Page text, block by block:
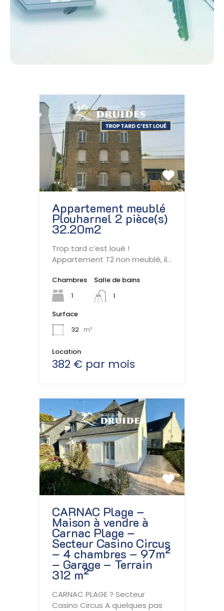
Appartement meublé
Plouharnel 2 pièce(s)
32.20m2
Trop tard c’est loué !
Appartement T2 non meublé, il…
Chambres
1
Salle de bains
1
Surface
32 m²
Location
382 € par mois
CARNAC Plage –
Maison à vendre à
Carnac Plage –
Secteur Casino Circus
– 4 chambres – 97m²
– Garage – Terrain
312 m²
CARNAC PLAGE ? Secteur
Casino Circus A quelques pas